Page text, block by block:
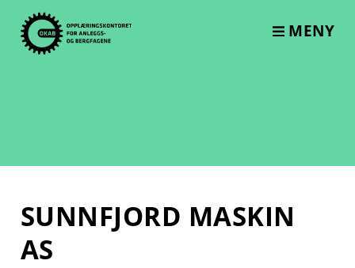
content
MENY
SUNNFJORD MASKIN
AS